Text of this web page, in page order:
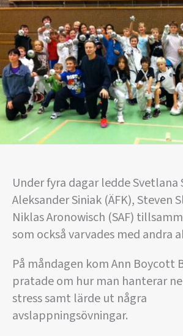
Under fyra dagar ledde Svetlana
Aleksander Siniak (ÄFK), Steven
Niklas Aronowisch (SAF)
som också varvades med andra
På måndagen kom Ann Boycott
pratade om hur man hanterar
stress samt lärde ut några
avslappningsövningar.